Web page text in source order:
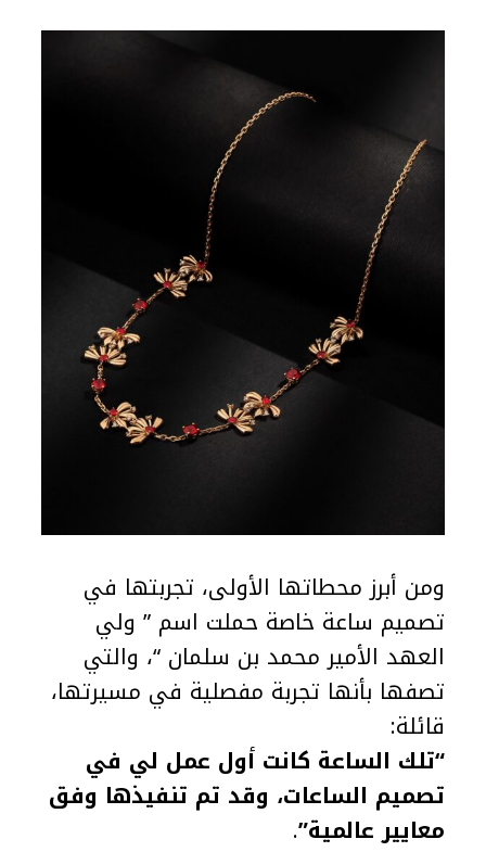
ومن أبرز محطاتها الأولى، تجربتها في
تصميم ساعة خاصة حملت اسم ” ولي
العهد الأمير محمد بن سلمان “، والتي
تصفها بأنها تجربة مفصلية في مسيرتها،
قائلة:
“تلك الساعة كانت أول عمل لي في
تصميم الساعات، وقد تم تنفيذها وفق
معايير عالمية”.